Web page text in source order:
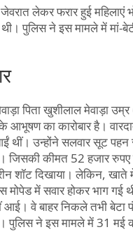
लेकर फरार हुई
पुलिस ने इस मामले में मां-
पिता खुशीलाल मेवाड़ा
का कारोबार है।
थीं। उन्होंने सलवार सूट
जिसकी कीमत 52 हजार
दिखाया। लेकिन, खाते में
मोपेड में सवार होकर भाग
वे बाहर निकले तभी
पुलिस ने इस मामले में 31 मई